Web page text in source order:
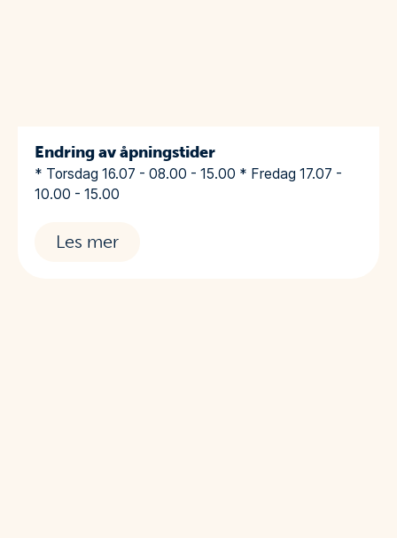
Endring av åpningstider
* Torsdag 16.07 - 08.00 - 15.00 * Fredag 17.07 -
10.00 - 15.00
Les mer